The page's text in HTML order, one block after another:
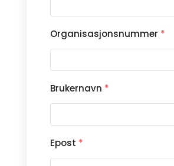
Organisasjonsnummer *
Brukernavn *
Epost *